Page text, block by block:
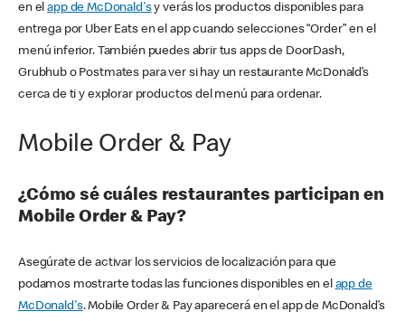
en elapp de McDonald'sy verás los productos disponibles para
entrega por Uber Eats en el app cuando selecciones “Order” en el
menú inferior. También puedes abrir tus apps de DoorDash,
Grubhub o Postmates para ver si hay un restaurante McDonald’s
cerca de ti y explorar productos del menú para ordenar.
Mobile Order & Pay
¿Cómo sé cuáles restaurantes participan en
Mobile Order & Pay?
Asegúrate de activar los servicios de localización para que
podamos mostrarte todas las funciones disponibles en el app de
McDonald's. Mobile Order & Pay aparecerá en el app de McDonald’s